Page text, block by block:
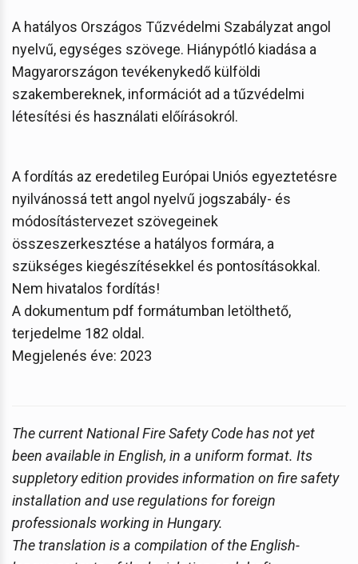
A hatályos Országos Tűzvédelmi Szabályzat angol
nyelvű, egységes szövege. Hiánypótló kiadása a
Magyarországon tevékenykedő külföldi
szakembereknek, információt ad a tűzvédelmi
létesítési és használati előírásokról.
A fordítás az eredetileg Európai Uniós egyeztetésre
nyilvánossá tett angol nyelvű jogszabály- és
módosítástervezet szövegeinek
összeszerkesztése a hatályos formára, a
szükséges kiegészítésekkel és pontosításokkal.
Nem hivatalos fordítás!
A dokumentum pdf formátumban letölthető,
terjedelme 182 oldal.
Megjelenés éve: 2023
The current National Fire Safety Code has not yet
been available in English, in a uniform format. Its
suppletory edition provides information on fire safety
installation and use regulations for foreign
professionals working in Hungary.
The translation is a compilation of the English-